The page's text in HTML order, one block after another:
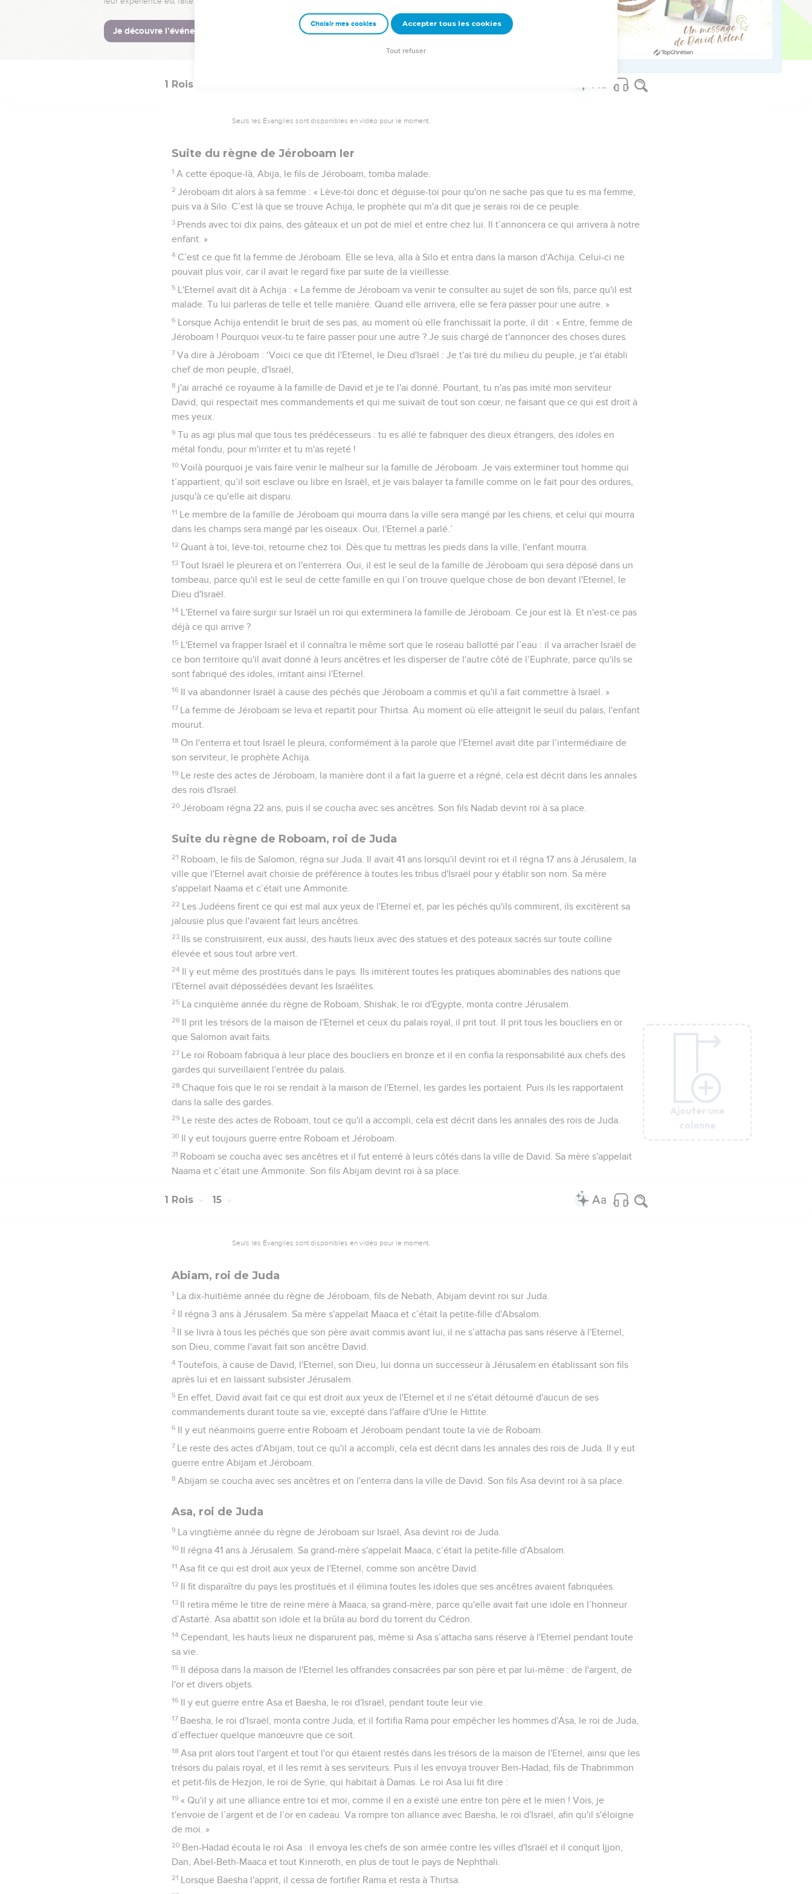
fonction de prêtre des hauts lieux.
34 Cela fut une cause de péché pour la famille de Jéroboam, et c'est pour cela qu'elle a été exterminée et
Ajouter une
colonne
1 Rois
Seuls les Évangiles sont disponibles en vidéo pour le moment.
Suite du règne de Jéroboam Ier
1 A cette époque-là, Abija, le fils de Jéroboam, tomba malade.
2 Jéroboam dit alors à sa femme : « Lève-toi donc et déguise-toi pour qu'on ne sache pas que tu es ma femme,
puis va à Silo. C’est là que se trouve Achija, le prophète qui m'a dit que je serais roi de ce peuple.
3 Prends avec toi dix pains, des gâteaux et un pot de miel et entre chez lui. Il t’annoncera ce qui arrivera à notre
enfant. »
4 C’est ce que fit la femme de Jéroboam. Elle se leva, alla à Silo et entra dans la maison d'Achija. Celui-ci ne
pouvait plus voir, car il avait le regard fixe par suite de la vieillesse.
5 L'Eternel avait dit à Achija : « La femme de Jéroboam va venir te consulter au sujet de son fils, parce qu'il est
malade. Tu lui parleras de telle et telle manière. Quand elle arrivera, elle se fera passer pour une autre. »
6 Lorsque Achija entendit le bruit de ses pas, au moment où elle franchissait la porte, il dit : « Entre, femme de
Jéroboam ! Pourquoi veux-tu te faire passer pour une autre ? Je suis chargé de t'annoncer des choses dures.
7 Va dire à Jéroboam : ‘Voici ce que dit l'Eternel, le Dieu d'Israël : Je t'ai tiré du milieu du peuple, je t'ai établi
chef de mon peuple, d'Israël,
8 j'ai arraché ce royaume à la famille de David et je te l'ai donné. Pourtant, tu n'as pas imité mon serviteur
David, qui respectait mes commandements et qui me suivait de tout son cœur, ne faisant que ce qui est droit à
mes yeux.
9 Tu as agi plus mal que tous tes prédécesseurs : tu es allé te fabriquer des dieux étrangers, des idoles en
métal fondu, pour m'irriter et tu m'as rejeté !
10 Voilà pourquoi je vais faire venir le malheur sur la famille de Jéroboam. Je vais exterminer tout homme qui
t’appartient, qu’il soit esclave ou libre en Israël, et je vais balayer ta famille comme on le fait pour des ordures,
jusqu'à ce qu'elle ait disparu.
11 Le membre de la famille de Jéroboam qui mourra dans la ville sera mangé par les chiens, et celui qui mourra
dans les champs sera mangé par les oiseaux. Oui, l'Eternel a parlé.’
12 Quant à toi, lève-toi, retourne chez toi. Dès que tu mettras les pieds dans la ville, l'enfant mourra.
13 Tout Israël le pleurera et on l'enterrera. Oui, il est le seul de la famille de Jéroboam qui sera déposé dans un
tombeau, parce qu'il est le seul de cette famille en qui l’on trouve quelque chose de bon devant l'Eternel, le
Dieu d'Israël.
14 L'Eternel va faire surgir sur Israël un roi qui exterminera la famille de Jéroboam. Ce jour est là. Et n'est-ce pas
déjà ce qui arrive ?
15 L'Eternel va frapper Israël et il connaîtra le même sort que le roseau ballotté par l’eau : il va arracher Israël de
ce bon territoire qu'il avait donné à leurs ancêtres et les disperser de l'autre côté de l’Euphrate, parce qu'ils se
sont fabriqué des idoles, irritant ainsi l'Eternel.
16 Il va abandonner Israël à cause des péchés que Jéroboam a commis et qu'il a fait commettre à Israël. »
17 La femme de Jéroboam se leva et repartit pour Thirtsa. Au moment où elle atteignit le seuil du palais, l'enfant
mourut.
18 On l'enterra et tout Israël le pleura, conformément à la parole que l'Eternel avait dite par l’intermédiaire de
son serviteur, le prophète Achija.
19 Le reste des actes de Jéroboam, la manière dont il a fait la guerre et a régné, cela est décrit dans les annales
des rois d'Israël.
20 Jéroboam régna 22 ans, puis il se coucha avec ses ancêtres. Son fils Nadab devint roi à sa place.
Suite du règne de Roboam, roi de Juda
21 Roboam, le fils de Salomon, régna sur Juda. Il avait 41 ans lorsqu'il devint roi et il régna 17 ans à Jérusalem, la
ville que l'Eternel avait choisie de préférence à toutes les tribus d'Israël pour y établir son nom. Sa mère
s'appelait Naama et c’était une Ammonite.
22 Les Judéens firent ce qui est mal aux yeux de l'Eternel et, par les péchés qu'ils commirent, ils excitèrent sa
jalousie plus que l'avaient fait leurs ancêtres.
23 Ils se construisirent, eux aussi, des hauts lieux avec des statues et des poteaux sacrés sur toute colline
élevée et sous tout arbre vert.
24 Il y eut même des prostitués dans le pays. Ils imitèrent toutes les pratiques abominables des nations que
l'Eternel avait dépossédées devant les Israélites.
25 La cinquième année du règne de Roboam, Shishak, le roi d'Egypte, monta contre Jérusalem.
26 Il prit les trésors de la maison de l'Eternel et ceux du palais royal, il prit tout. Il prit tous les boucliers en or
que Salomon avait faits.
27 Le roi Roboam fabriqua à leur place des boucliers en bronze et il en confia la responsabilité aux chefs des
gardes qui surveillaient l'entrée du palais.
28 Chaque fois que le roi se rendait à la maison de l'Eternel, les gardes les portaient. Puis ils les rapportaient
dans la salle des gardes.
29 Le reste des actes de Roboam, tout ce qu'il a accompli, cela est décrit dans les annales des rois de Juda.
30 Il y eut toujours guerre entre Roboam et Jéroboam.
31 Roboam se coucha avec ses ancêtres et il fut enterré à leurs côtés dans la ville de David. Sa mère s'appelait
Naama et c’était une Ammonite. Son fils Abijam devint roi à sa place.
Ajouter une
colonne
1 Rois 15
Seuls les Évangiles sont disponibles en vidéo pour le moment.
Abiam, roi de Juda
1 La dix-huitième année du règne de Jéroboam, fils de Nebath, Abijam devint roi sur Juda.
2 Il régna 3 ans à Jérusalem. Sa mère s'appelait Maaca et c’était la petite-fille d'Absalom.
3 Il se livra à tous les péchés que son père avait commis avant lui, il ne s’attacha pas sans réserve à l'Eternel,
son Dieu, comme l'avait fait son ancêtre David.
4 Toutefois, à cause de David, l'Eternel, son Dieu, lui donna un successeur à Jérusalem en établissant son fils
après lui et en laissant subsister Jérusalem.
5 En effet, David avait fait ce qui est droit aux yeux de l'Eternel et il ne s'était détourné d'aucun de ses
commandements durant toute sa vie, excepté dans l'affaire d'Urie le Hittite.
6 Il y eut néanmoins guerre entre Roboam et Jéroboam pendant toute la vie de Roboam.
7 Le reste des actes d'Abijam, tout ce qu'il a accompli, cela est décrit dans les annales des rois de Juda. Il y eut
guerre entre Abijam et Jéroboam.
8 Abijam se coucha avec ses ancêtres et on l'enterra dans la ville de David. Son fils Asa devint roi à sa place.
Asa, roi de Juda
9 La vingtième année du règne de Jéroboam sur Israël, Asa devint roi de Juda.
10 Il régna 41 ans à Jérusalem. Sa grand-mère s'appelait Maaca, c’était la petite-fille d'Absalom.
11 Asa fit ce qui est droit aux yeux de l'Eternel, comme son ancêtre David.
12 Il fit disparaître du pays les prostitués et il élimina toutes les idoles que ses ancêtres avaient fabriquées.
13 Il retira même le titre de reine mère à Maaca, sa grand-mère, parce qu'elle avait fait une idole en l’honneur
d’Astarté. Asa abattit son idole et la brûla au bord du torrent du Cédron.
14 Cependant, les hauts lieux ne disparurent pas, même si Asa s’attacha sans réserve à l'Eternel pendant toute
sa vie.
15 Il déposa dans la maison de l'Eternel les offrandes consacrées par son père et par lui-même : de l'argent, de
l'or et divers objets.
16 Il y eut guerre entre Asa et Baesha, le roi d'Israël, pendant toute leur vie.
17 Baesha, le roi d'Israël, monta contre Juda, et il fortifia Rama pour empêcher les hommes d'Asa, le roi de Juda,
d’effectuer quelque manœuvre que ce soit.
18 Asa prit alors tout l'argent et tout l'or qui étaient restés dans les trésors de la maison de l'Eternel, ainsi que les
trésors du palais royal, et il les remit à ses serviteurs. Puis il les envoya trouver Ben-Hadad, fils de Thabrimmon
et petit-fils de Hezjon, le roi de Syrie, qui habitait à Damas. Le roi Asa lui fit dire :
19 « Qu'il y ait une alliance entre toi et moi, comme il en a existé une entre ton père et le mien ! Vois, je
t'envoie de l’argent et de l’or en cadeau. Va rompre ton alliance avec Baesha, le roi d'Israël, afin qu'il s'éloigne
de moi. »
20 Ben-Hadad écouta le roi Asa : il envoya les chefs de son armée contre les villes d'Israël et il conquit Ijjon,
Dan, Abel-Beth-Maaca et tout Kinneroth, en plus de tout le pays de Nephthali.
21 Lorsque Baesha l'apprit, il cessa de fortifier Rama et resta à Thirtsa.
Ajouter une
colonne
Ajouter une
colonne
Ajouter une
colonne
Choisir mes cookies Accepter tous les cookies
Tout refuser